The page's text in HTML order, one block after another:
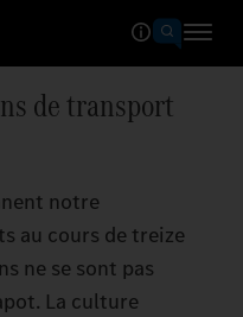
de transport
notre
au cours de treize
ne se sont pas
La culture